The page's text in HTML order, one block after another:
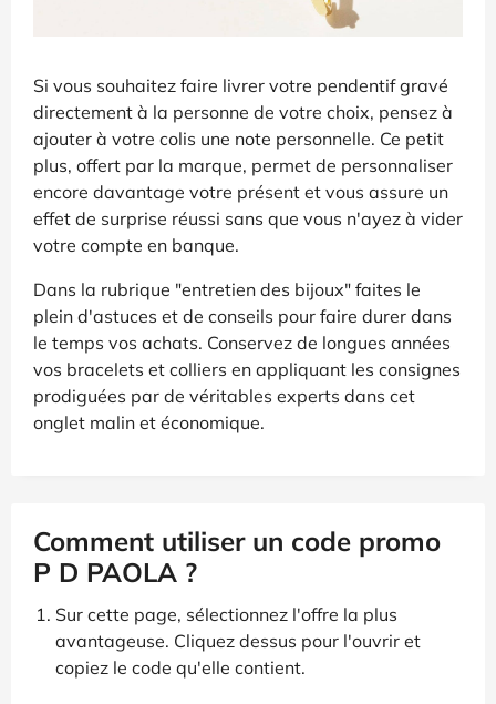
Si vous souhaitez faire livrer votre pendentif gravé
directement à la personne de votre choix, pensez à
ajouter à votre colis une note personnelle. Ce petit
plus, offert par la marque, permet de personnaliser
encore davantage votre présent et vous assure un
effet de surprise réussi sans que vous n'ayez à vider
votre compte en banque.
Dans la rubrique "entretien des bijoux" faites le
plein d'astuces et de conseils pour faire durer dans
le temps vos achats. Conservez de longues années
vos bracelets et colliers en appliquant les consignes
prodiguées par de véritables experts dans cet
onglet malin et économique.
Comment utiliser un code promo
P D PAOLA ?
Sur cette page, sélectionnez l'offre la plus
avantageuse. Cliquez dessus pour l'ouvrir et
copiez le code qu'elle contient.